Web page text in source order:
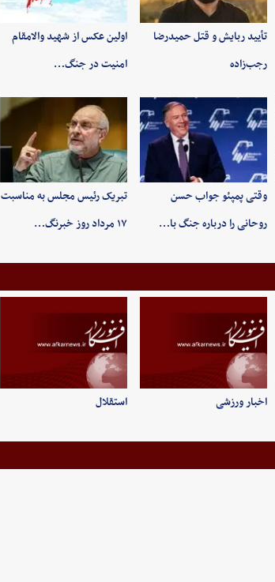
تأیید ربایش و قتل حمیدرضا
رجب‌زاده
اولین عکس از شهید والامقام
امنیت در جنگ…
وقتی پمپئو جواب حسن
روحانی را درباره جنگ با…
تبریک رئیس مجلس به مناسبت
۱۷ مرداد روز خبرنگ…
اخبار ورزشی استقلال